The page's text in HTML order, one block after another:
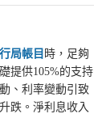
局帳目 時，足夠
提供105%的支持
、利率變動引致
跌。淨利息收入